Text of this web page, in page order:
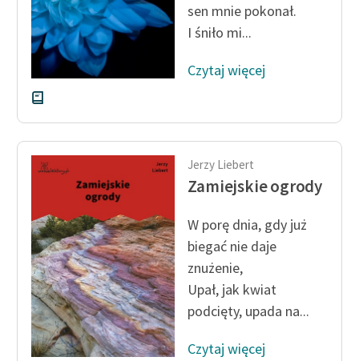
Zespół
Zasady wykorzystania
Wolnych Lektur
Logotypy
Materiały promocyjne
Polityka prywatności
Regulamin biblioteki
Dane fundacji i
sprawozdania finansowe
Regulamin darowizn
Informacja o treściach
wrażliwych
sen mnie pokonał.
I śniło mi...
Czytaj więcej
Jerzy Liebert
Zamiejskie ogrody
W porę dnia, gdy już
biegać nie daje
znużenie,
Upał, jak kwiat
podcięty, upada na...
Czytaj więcej